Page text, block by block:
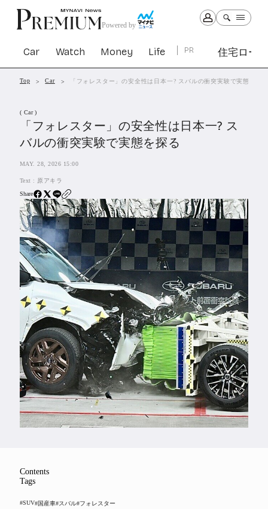
Powered by
Car Watch Money Life PR 住宅ロー
Car Watch Money Life
住宅ローン
SBIネオトレード証券
All Articles
特集&連載記事
Feature
Series
Top Car 「フォレスター」の安全性は日本一? スバルの衝突実験で実態を探
( Car )
「フォレスター」の安全性は日本一? ス
バルの衝突実験で実態を探る
MAY. 28, 2026 15:00
Text : 原アキラ
Share
Contents
Tags
#SUV#国産車#スバル#フォレスター